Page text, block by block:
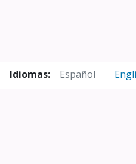
Idiomas: Español